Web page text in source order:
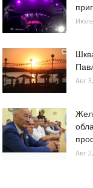
Авг
Авг